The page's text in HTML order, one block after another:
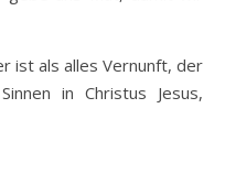
ist als alles Vernunft, der
in Christus Jesus,